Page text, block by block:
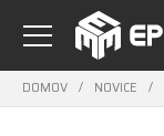
DOMOV / NOVICE /